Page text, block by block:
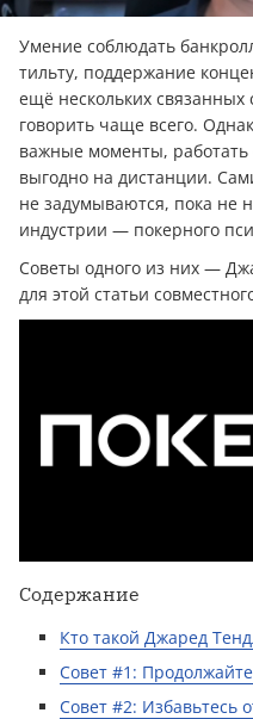
Умение соблюдать
тильту, поддержание
ещё нескольких
говорить чаще всего.
важные моменты,
выгодно на дистанции.
не задумываются, пока не
индустрии — покерного
Советы одного из них —
для этой статьи
Содержание
Кто такой Джаред
Совет #1:
Совет #2: Избавьтесь